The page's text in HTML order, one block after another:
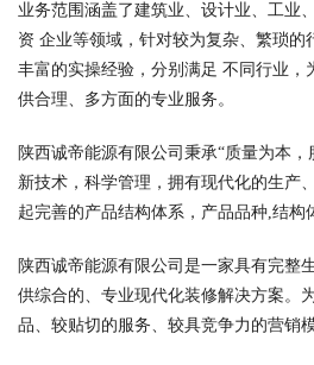
业务范围涵盖了建筑业、设计业、工业
资 企业等领域，针对较为复杂、繁琐的
丰富的实操经验，分别满足 不同行业，
供合理、多方面的专业服务。
陕西诚帝能源有限公司秉承“质量为本
新技术，科学管理，拥有现代化的生产
起完善的产品结构体系，产品品种,结构
陕西诚帝能源有限公司是一家具有完整
供综合的、专业现代化装修解决方案。
品、较贴切的服务、较具竞争力的营销模